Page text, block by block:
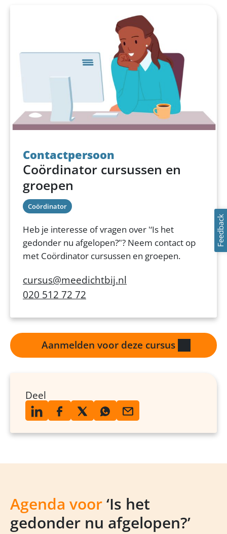
Feedback
Contactpersoon
Coördinator cursussen en
groepen
Coördinator
Heb je interesse of vragen over '‘Is het
gedonder nu afgelopen?’'? Neem contact op
met Coördinator cursussen en groepen.
cursus@meedichtbij.nl
020 512 72 72
Aanmelden voor deze cursus
Deel
Agenda voor‘Is het
gedonder nu afgelopen?’